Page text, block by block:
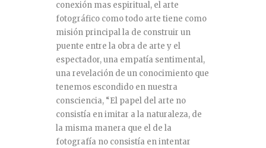
conexión mas espiritual, el arte
fotográfico como todo arte tiene como
misión principal la de construir un
puente entre la obra de arte y el
espectador, una empatía sentimental,
una revelación de un conocimiento que
tenemos escondido en nuestra
consciencia, “El papel del arte no
consistía en imitar a la naturaleza, de
la misma manera que el de la
fotografía no consistía en intentar